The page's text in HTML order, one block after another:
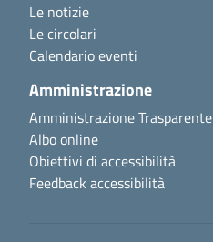
Le notizie
Le circolari
Calendario eventi
Amministrazione
Amministrazione Trasparente
Albo online
Obiettivi di accessibilità
Feedback accessibilità